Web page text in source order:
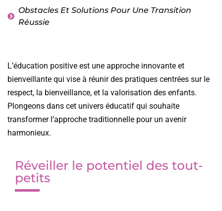
Obstacles Et Solutions Pour Une Transition
Réussie
L’éducation positive est une approche innovante et
bienveillante qui vise à réunir des pratiques centrées sur le
respect, la bienveillance, et la valorisation des enfants.
Plongeons dans cet univers éducatif qui souhaite
transformer l’approche traditionnelle pour un avenir
harmonieux.
Réveiller le potentiel des tout-
petits